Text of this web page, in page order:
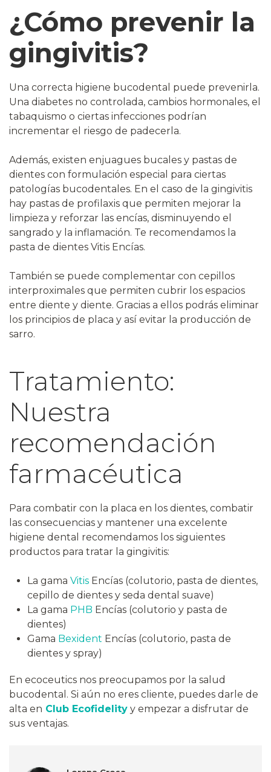
¿Cómo prevenir la
gingivitis?
Una correcta higiene bucodental puede prevenirla.
Una diabetes no controlada, cambios hormonales, el
tabaquismo o ciertas infecciones podrían
incrementar el riesgo de padecerla.
Además, existen enjuagues bucales y pastas de
dientes con formulación especial para ciertas
patologías bucodentales. En el caso de la gingivitis
hay pastas de profilaxis que permiten mejorar la
limpieza y reforzar las encías, disminuyendo el
sangrado y la inflamación. Te recomendamos la
pasta de dientes Vitis Encías.
También se puede complementar con cepillos
interproximales que permiten cubrir los espacios
entre diente y diente. Gracias a ellos podrás eliminar
los principios de placa y así evitar la producción de
sarro.
Tratamiento:
Nuestra
recomendación
farmacéutica
Para combatir con la placa en los dientes, combatir
las consecuencias y mantener una excelente
higiene dental recomendamos los siguientes
productos para tratar la gingivitis:
La gama Vitis Encías (colutorio, pasta de dientes,
cepillo de dientes y seda dental suave)
La gama PHB Encías (colutorio y pasta de
dientes)
Gama Bexident Encías (colutorio, pasta de
dientes y spray)
En ecoceutics nos preocupamos por la salud
bucodental. Si aún no eres cliente, puedes darle de
alta en Club Ecofidelity y empezar a disfrutar de
sus ventajas.